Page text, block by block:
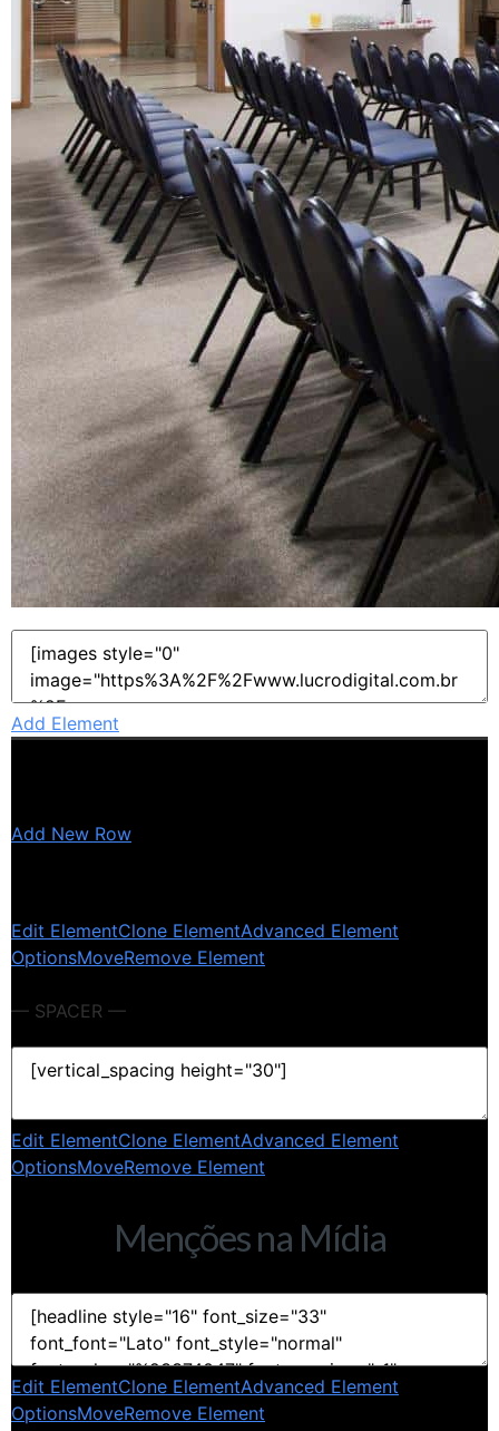
Add Element
Add New Row
Edit ElementClone ElementAdvanced Element
OptionsMoveRemove Element
— SPACER —
Edit ElementClone ElementAdvanced Element
OptionsMoveRemove Element
Menções na Mídia
Edit ElementClone ElementAdvanced Element
OptionsMoveRemove Element